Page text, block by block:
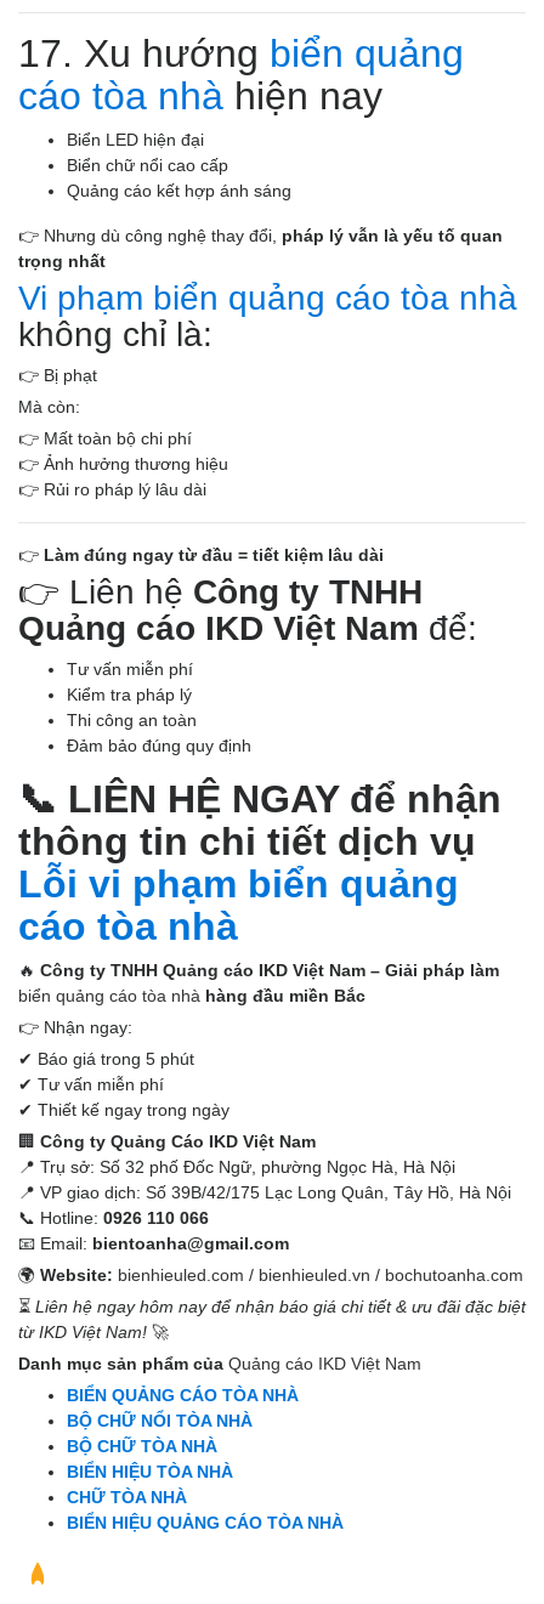
17. Xu hướng biển quảng
cáo tòa nhà hiện nay
Biển LED hiện đại
Biển chữ nổi cao cấp
Quảng cáo kết hợp ánh sáng
👉 Nhưng dù công nghệ thay đổi, pháp lý vẫn là yếu tố quan
trọng nhất
Vi phạm biển quảng cáo tòa nhà
không chỉ là:
👉 Bị phạt
Mà còn:
👉 Mất toàn bộ chi phí
👉 Ảnh hưởng thương hiệu
👉 Rủi ro pháp lý lâu dài
👉 Làm đúng ngay từ đầu = tiết kiệm lâu dài
👉 Liên hệ Công ty TNHH
Quảng cáo IKD Việt Nam để:
Tư vấn miễn phí
Kiểm tra pháp lý
Thi công an toàn
Đảm bảo đúng quy định
📞 LIÊN HỆ NGAY để nhận
thông tin chi tiết dịch vụ
Lỗi vi phạm biển quảng
cáo tòa nhà
🔥 Công ty TNHH Quảng cáo IKD Việt Nam – Giải pháp làm
biển quảng cáo tòa nhà hàng đầu miền Bắc
👉 Nhận ngay:
✔ Báo giá trong 5 phút
✔ Tư vấn miễn phí
✔ Thiết kế ngay trong ngày
🏢 Công ty Quảng Cáo IKD Việt Nam
📍 Trụ sở: Số 32 phố Đốc Ngữ, phường Ngọc Hà, Hà Nội
📍 VP giao dịch: Số 39B/42/175 Lạc Long Quân, Tây Hồ, Hà Nội
📞 Hotline: 0926 110 066
📧 Email: bientoanha@gmail.com
🌍 Website: bienhieuled.com / bienhieuled.vn / bochutoanha.com
⏳ Liên hệ ngay hôm nay để nhận báo giá chi tiết & ưu đãi đặc biệt
từ IKD Việt Nam! 🚀
Danh mục sản phẩm của Quảng cáo IKD Việt Nam
BIỂN QUẢNG CÁO TÒA NHÀ
BỘ CHỮ NỔI TÒA NHÀ
BỘ CHỮ TÒA NHÀ
BIỂN HIỆU TÒA NHÀ
CHỮ TÒA NHÀ
BIỂN HIỆU QUẢNG CÁO TÒA NHÀ